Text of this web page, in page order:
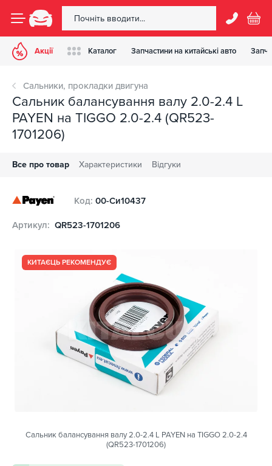
Акції Каталог Запчастини на китайські авто
Сальники, прокладки двигуна
Сальник балансування валу 2.0-2.4 L
PAYEN на TIGGO 2.0-2.4 (QR523-
1701206)
Все про товар Характеристики Відгуки
Код: 00-Си10437
Артикул: QR523-1701206
КИТАЄЦЬ РЕКОМЕНДУЄ
Сальник балансування валу 2.0-2.4 L PAYEN на TIGGO 2.0-2.4
(QR523-1701206)